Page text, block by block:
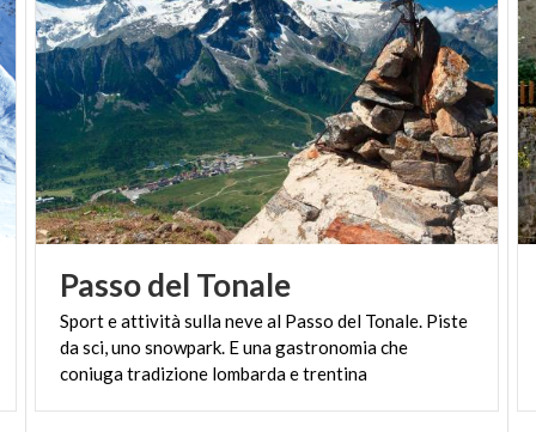
Passodel Tonale
Sport e attività sulla neve al Passo del Tonale. Piste
da sci, uno snowpark. E una gastronomia che
coniuga tradizione lombarda e trentina